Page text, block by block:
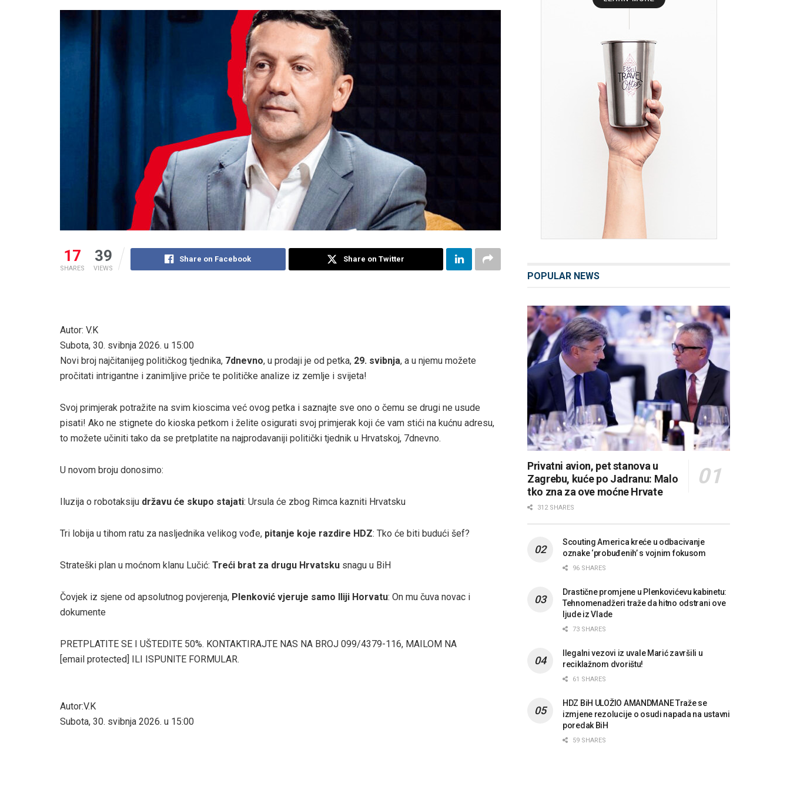
17
SHARES
39
VIEWS
Share on Facebook Share on Twitter
Autor: V.K
Subota, 30. svibnja 2026. u 15:00
Novi broj najčitanijeg političkog tjednika, 7dnevno, u prodaji je od petka, 29. svibnja, a u njemu možete
pročitati intrigantne i zanimljive priče te političke analize iz zemlje i svijeta!
Svoj primjerak potražite na svim kioscima već ovog petka i saznajte sve ono o čemu se drugi ne usude
pisati! Ako ne stignete do kioska petkom i želite osigurati svoj primjerak koji će vam stići na kućnu adresu,
to možete učiniti tako da se pretplatite na najprodavaniji politički tjednik u Hrvatskoj, 7dnevno.
U novom broju donosimo:
Iluzija o robotaksiju državu će skupo stajati: Ursula će zbog Rimca kazniti Hrvatsku
Tri lobija u tihom ratu za nasljednika velikog vođe, pitanje koje razdire HDZ: Tko će biti budući šef?
Strateški plan u moćnom klanu Lučić: Treći brat za drugu Hrvatsku snagu u BiH
Čovjek iz sjene od apsolutnog povjerenja, Plenković vjeruje samo Iliji Horvatu: On mu čuva novac i
dokumente
PRETPLATITE SE I UŠTEDITE 50%. KONTAKTIRAJTE NAS NA BROJ 099/4379-116, MAILOM NA
[email protected] ILI ISPUNITE FORMULAR.
Autor:V.K
Subota, 30. svibnja 2026. u 15:00
POPULAR NEWS
Privatni avion, pet stanova u
Zagrebu, kuće po Jadranu: Malo
tko zna za ove moćne Hrvate
312 SHARES
Scouting America kreće u odbacivanje
oznake ‘probuđenih’ s vojnim fokusom
96 SHARES
Drastične promjene u Plenkovićevu kabinetu:
Tehnomenadžeri traže da hitno odstrani ove
ljude iz Vlade
73 SHARES
Ilegalni vezovi iz uvale Marić završili u
reciklažnom dvorištu!
61 SHARES
HDZ BiH ULOŽIO AMANDMANE Traže se
izmjene rezolucije o osudi napada na ustavni
poredak BiH
59 SHARES